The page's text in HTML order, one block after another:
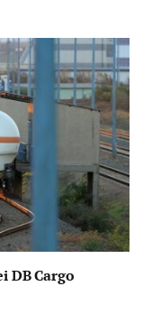
DB Cargo